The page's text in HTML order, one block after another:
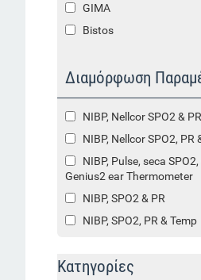
GIMA
Bistos
Διαμόρφωση
NIBP, Nellcor SPO2 & PR
NIBP, Nellcor SPO2, PR
NIBP, Pulse, seca
Genius2 ear Thermometer
NIBP, SPO2 & PR
NIBP, SPO2, PR & Temp
Κατηγορίες